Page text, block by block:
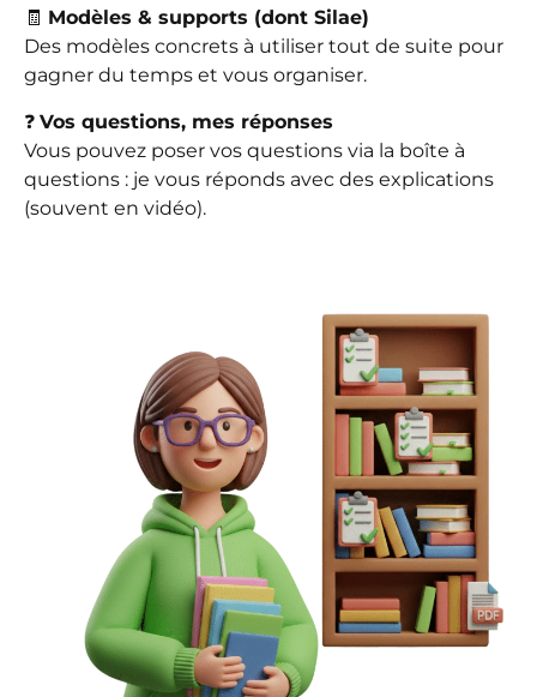
🧾 Modèles & supports (dont Silae)
Des modèles concrets à utiliser tout de suite pour
gagner du temps et vous organiser.
❓ Vos questions, mes réponses
Vous pouvez poser vos questions via la boîte à
questions : je vous réponds avec des explications
(souvent en vidéo).